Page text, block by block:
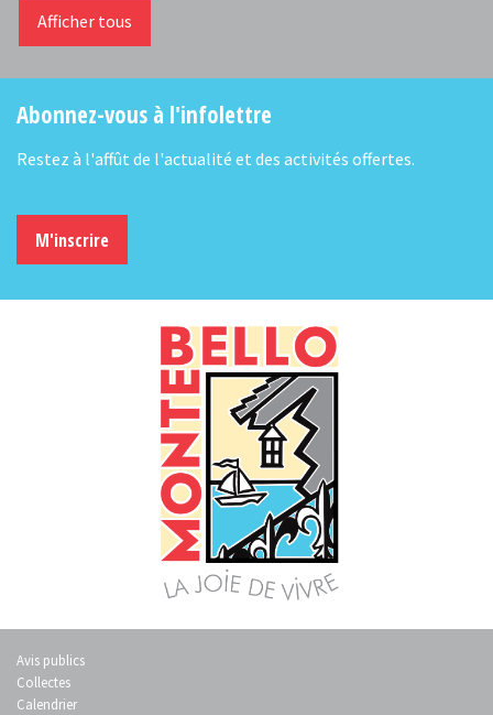
Afficher tous
Abonnez-vous à l'infolettre
Restez à l'affût de l'actualité et des activités offertes.
M'inscrire
Avis publics
Collectes
Calendrier